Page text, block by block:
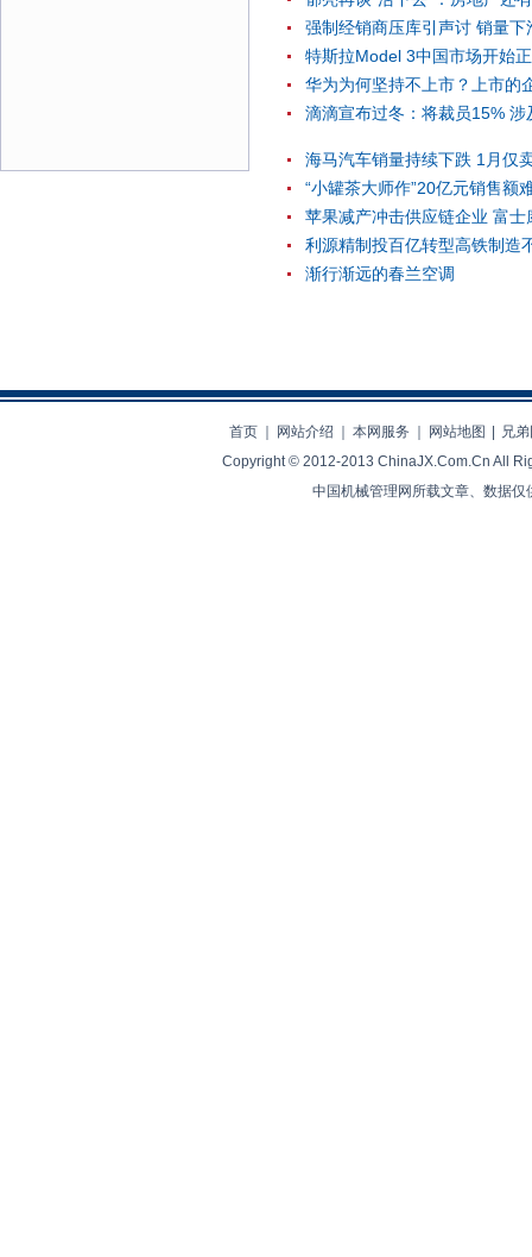
强制经销商压库引声讨 销量下
特斯拉Model 3中国市场开始
华为为何坚持不上市？上市的
滴滴宣布过冬：将裁员15%
海马汽车销量持续下跌 1月仅
“小罐茶大师作”20亿元销售额
苹果减产冲击供应链企业 富
利源精制投百亿转型高铁制造
渐行渐远的春兰空调
首页 网站介绍 本网服务 网站地图
兄
Copyright © 2012-2013 ChinaJX.Com.Cn All
中国机械管理网所载文章、数据